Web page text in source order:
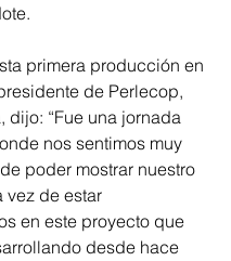
primera producción en
de Perlecop,
dijo: “Fue una jornada
nos sentimos muy
poder mostrar nuestro
vez de estar
en este proyecto que
desde hace